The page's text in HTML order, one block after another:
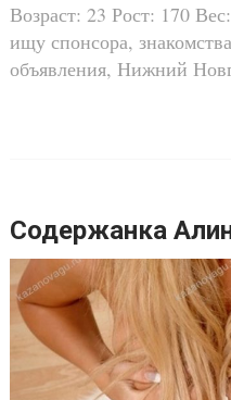
Возраст: 23 Рост: 170
ищу спонсора,
объявления, Нижний
Содержанка